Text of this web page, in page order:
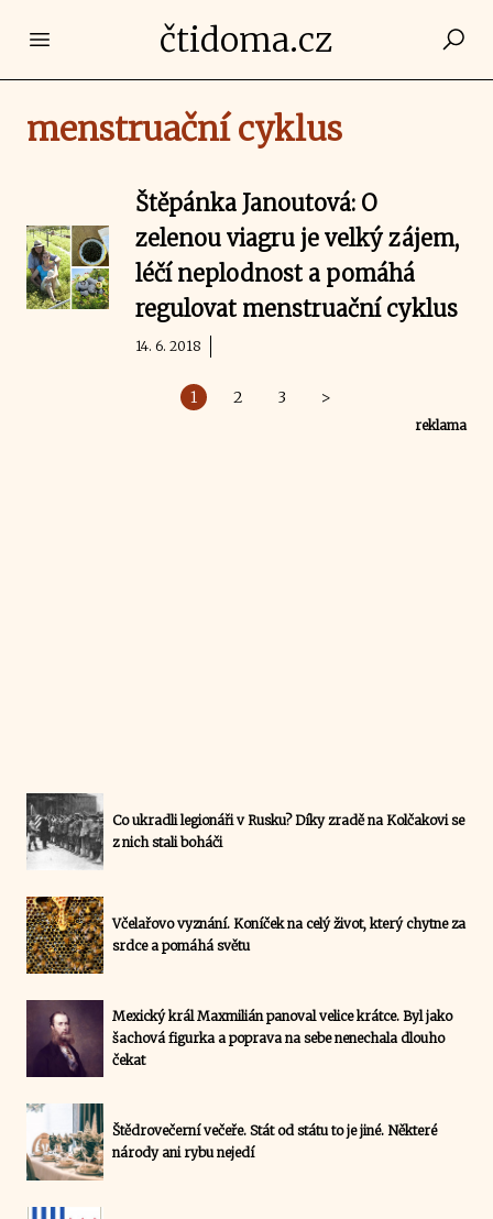
Open main menučtidoma.cz
menstruační cyklus
Štěpánka Janoutová: O
zelenou viagru je velký zájem,
léčí neplodnost a pomáhá
regulovat menstruační cyklus
14. 6. 2018
1 2 3 >
reklama
Co ukradli legionáři v Rusku? Díky zradě na Kolčakovi se
z nich stali boháči
Včelařovo vyznání. Koníček na celý život, který chytne za
srdce a pomáhá světu
Mexický král Maxmilián panoval velice krátce. Byl jako
šachová figurka a poprava na sebe nenechala dlouho
čekat
Štědrovečerní večeře. Stát od státu to je jiné. Některé
národy ani rybu nejedí